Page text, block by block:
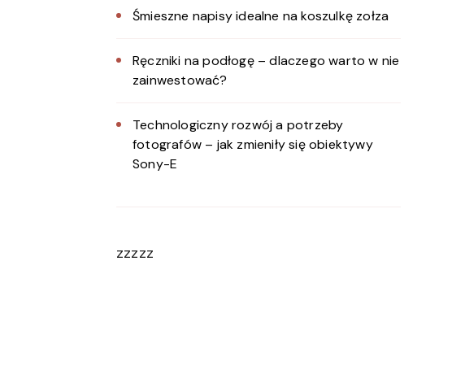
Śmieszne napisy idealne na koszulkę zołza
Ręczniki na podłogę – dlaczego warto w nie
zainwestować?
Technologiczny rozwój a potrzeby
fotografów – jak zmieniły się obiektywy
Sony-E
zzzzz